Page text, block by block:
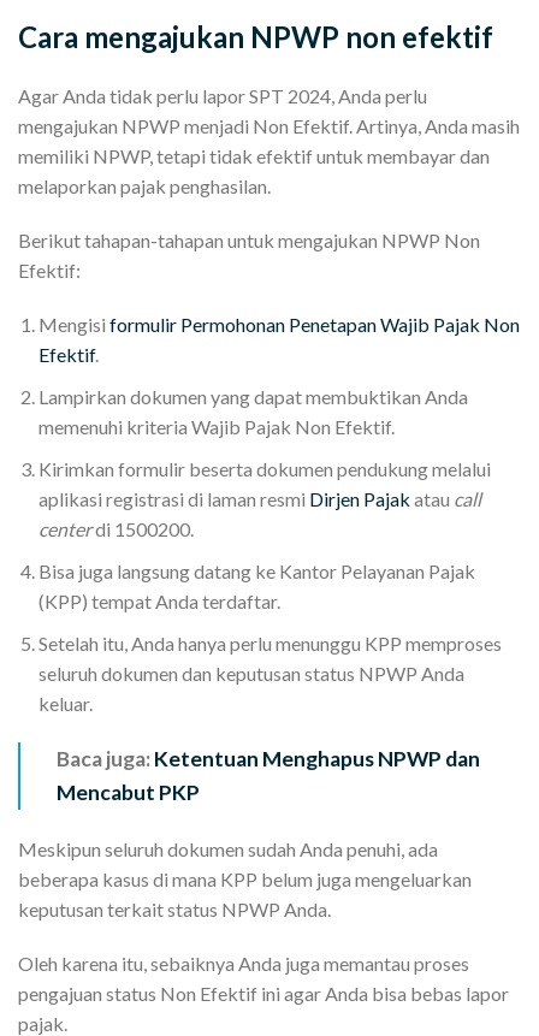
Cara mengajukan NPWP non efektif
Agar Anda tidak perlu lapor SPT 2024, Anda perlu
mengajukan NPWP menjadi Non Efektif. Artinya, Anda masih
memiliki NPWP, tetapi tidak efektif untuk membayar dan
melaporkan pajak penghasilan.
Berikut tahapan-tahapan untuk mengajukan NPWP Non
Efektif:
Mengisi formulir Permohonan Penetapan Wajib Pajak Non
Efektif.
Lampirkan dokumen yang dapat membuktikan Anda
memenuhi kriteria Wajib Pajak Non Efektif.
Kirimkan formulir beserta dokumen pendukung melalui
aplikasi registrasi di laman resmi Dirjen Pajak atau call
centerdi 1500200.
Bisa juga langsung datang ke Kantor Pelayanan Pajak
(KPP) tempat Anda terdaftar.
Setelah itu, Anda hanya perlu menunggu KPP memproses
seluruh dokumen dan keputusan status NPWP Anda
keluar.
Baca juga:Ketentuan Menghapus NPWP dan
Mencabut PKP
Meskipun seluruh dokumen sudah Anda penuhi, ada
beberapa kasus di mana KPP belum juga mengeluarkan
keputusan terkait status NPWP Anda.
Oleh karena itu, sebaiknya Anda juga memantau proses
pengajuan status Non Efektif ini agar Anda bisa bebas lapor
pajak.